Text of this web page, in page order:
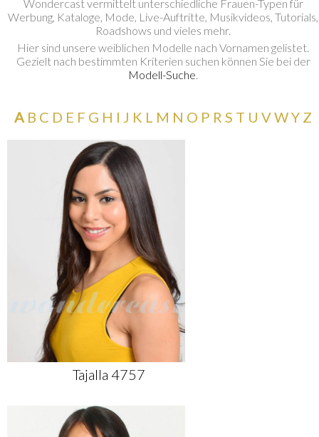
Wondercast vermittelt unterschiedliche Frauen-Typen für
Werbung, Kataloge, Mode, Live-Auftritte, Musikvideos, Tutorials,
Roadshows und vieles mehr.
Hier sind unsere weiblichen Modelle nach Vornamen gelistet.
Gezielt nach bestimmten Kriterien suchen können Sie bei der
Modell-Suche.
A B C D E F G H I J K L M N O P R S T U VWY Z
Tajalla 4757